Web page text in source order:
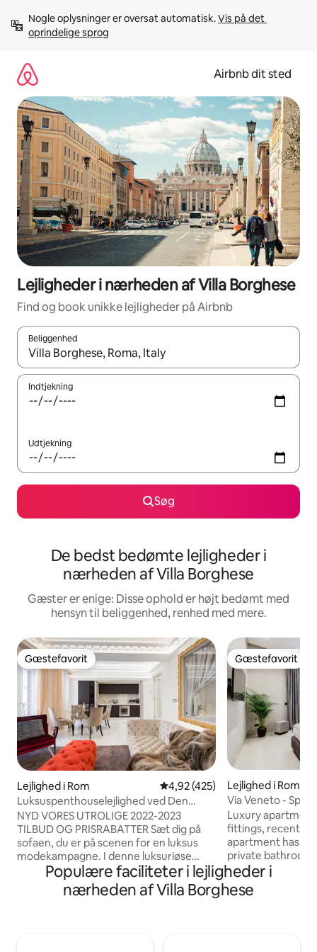
videre
Nogle oplysninger er oversat automatisk. Vis på det
oprindelige sprog
Airbnb dit sted
Lejligheder i nærheden af Villa Borghese
Find og book unikke lejligheder på Airbnb
Beliggenhed
Når resultaterne er tilgængelige, skal du navigere med
Indtjekning
Udtjekning
Søg
De bedst bedømte lejligheder i
nærheden af Villa Borghese
Gæster er enige: Disse ophold er højt bedømt med
hensyn til beliggenhed, renhed med mere.
Gæstefavorit
Gæstefavorit
Lejlighed i Rom 4,92 ud af 5 i gennemsnitlig
4,92 (425)
Luksuspenthouselejlighed ved Den
Spanske Trappe
NYD VORES UTROLIGE 2022-2023
TILBUD OG PRISRABATTER Sæt dig på
sofaen, du er på scenen for en luksus
modekampagne. I denne luksuriøse
penthouse, placeret lige ved siden af
Hèrmes Palace og mellem Palazzo Fendi
og Palazzo Valentino, vil du opleve
Gæstefavorit
Gæstefavorit
Lejlighed i Rom
Via Veneto -
Suite 29
Luxury
fittings, recently
apartment has 3
private
with ozone and
of the rooms. The third
bed suitable for
Populære faciliteter i lejligheder i
nærheden af Villa Borghese